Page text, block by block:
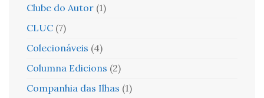
Clube do Autor (1)
CLUC (7)
Colecionáveis (4)
Columna Edicions (2)
Companhia das Ilhas (1)